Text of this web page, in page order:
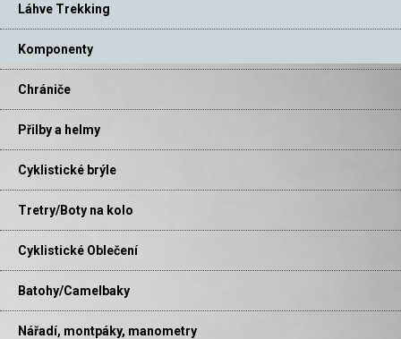
Láhve Trekking
Komponenty
Chrániče
Přilby a helmy
Cyklistické brýle
Tretry/Boty na kolo
Cyklistické Oblečení
Batohy/Camelbaky
Nářadí, montpáky, manometry